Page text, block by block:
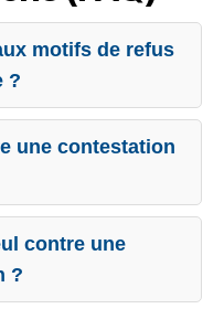
motifs de refus
?
une contestation
contre une
?